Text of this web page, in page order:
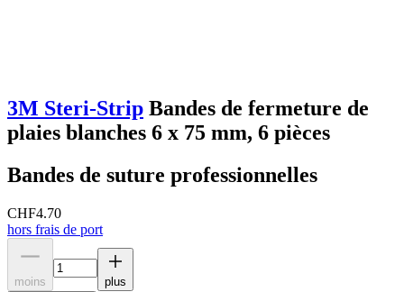
3M Steri-Strip Bandes de fermeture de
plaies blanches 6 x 75 mm, 6 pièces
Bandes de suture professionnelles
CHF4.70
hors frais de port
moins
plus